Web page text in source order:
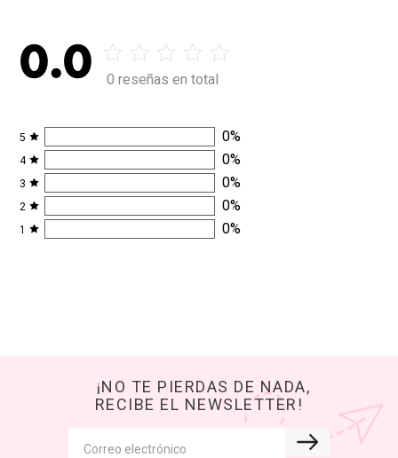
0.0 0 reseñas en total
5 0%
4 0%
3 0%
2 0%
1 0%
¡NO TE PIERDAS DE NADA,
RECIBE EL NEWSLETTER!